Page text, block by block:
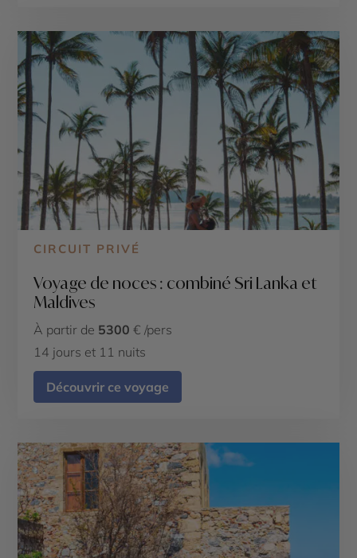
CIRCUIT PRIVÉ
Voyage de noces : combiné Sri Lanka et
Maldives
À partir de 5300 € /pers
14 jours et 11 nuits
Découvrir ce voyage